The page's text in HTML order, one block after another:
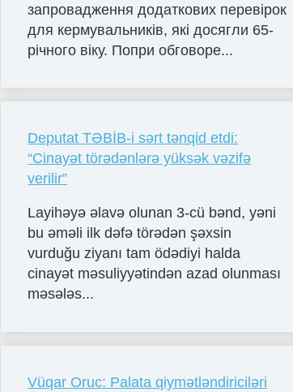
запровадження додаткових перевірок
для кермувальників, які досягли 65-
річного віку. Попри обговоре...
Deputat TƏBİB-i sərt tənqid etdi:
“Cinayət törədənlərə yüksək vəzifə
verilir”
Layihəyə əlavə olunan 3-cü bənd, yəni
bu əməli ilk dəfə törədən şəxsin
vurduğu ziyanı tam ödədiyi halda
cinayət məsuliyyətindən azad olunması
məsələs...
Vüqar Oruc: Palata qiymətləndiriciləri